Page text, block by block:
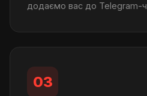
додаємо вас до Telegram-
03